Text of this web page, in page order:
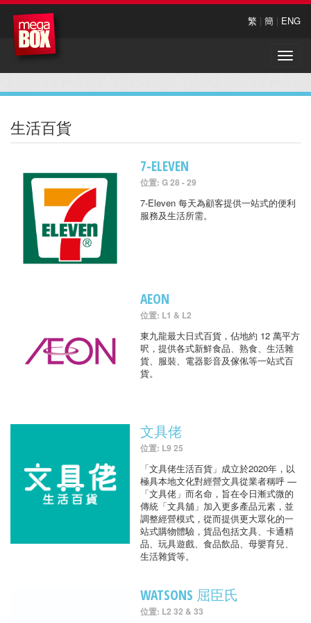
繁 | 簡 | ENG
Toggle
生活百貨
7-ELEVEN
位置: G 28 - 29
7-Eleven 每天為顧客提供一站式的便利
服務及生活所需。
AEON
位置: L1 & L2
東九龍最大日式百貨，佔地約 12 萬平方
呎，提供各式新鮮食品、熟食、生活雜
貨、服裝、電器影音及傢俬等一站式百
貨。
文具佬
位置: L9 25
「文具佬生活百貨」成立於2020年，以
極具本地文化對經營文具從業者稱呼 —
「文具佬」而名命，旨在令日漸式微的
傳統「文具舖」加入更多產品元素，並
調整經營模式，從而提供更大眾化的一
站式購物體驗，貨品包括文具、卡通精
品、玩具遊戲、食品飲品、母嬰育兒、
生活雜貨等。
WATSONS 屈臣氏
位置: L2 32 & 33